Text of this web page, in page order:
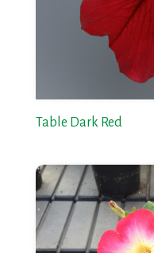
Table Dark Red